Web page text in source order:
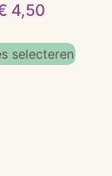
4,50
selecteren